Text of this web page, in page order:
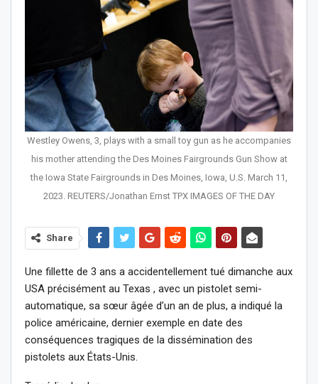
Westley Owens, 3, plays with a small toy gun as he accompanies
his mother attending the Des Moines Fairgrounds Gun Show at
the Iowa State Fairgrounds in Des Moines, Iowa, U.S. March 11,
2023. REUTERS/Jonathan Ernst TPX IMAGES OF THE DAY
Share
Une fillette de 3 ans a accidentellement tué dimanche aux
USA précisément au Texas , avec un pistolet semi-
automatique, sa sœur âgée d’un an de plus, a indiqué la
police américaine, dernier exemple en date des
conséquences tragiques de la dissémination des
pistolets aux États-Unis.